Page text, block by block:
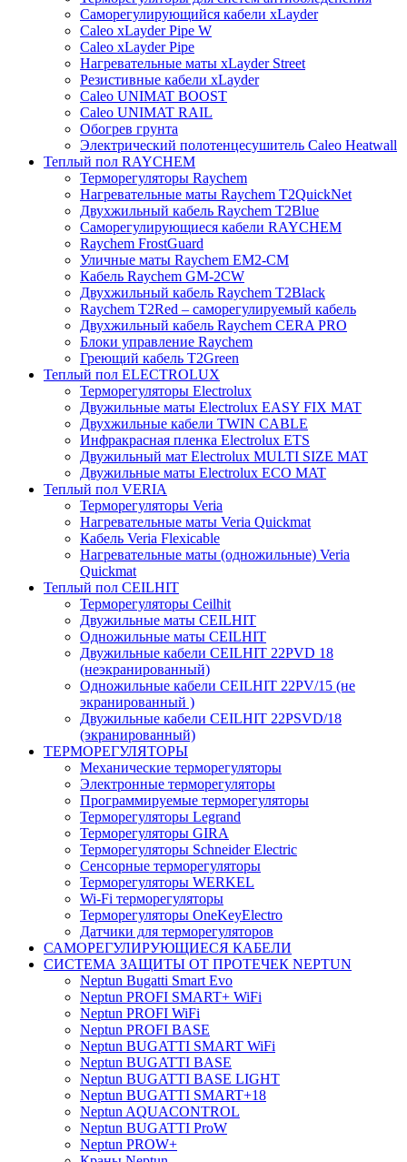
Саморегулирующийся кабели xLayder
Caleo xLayder Pipe W
Caleo xLayder Pipe
Нагревательные маты xLayder Street
Резистивные кабели xLayder
Caleo UNIMAT BOOST
Caleo UNIMAT RAIL
Обогрев грунта
Электрический полотенцесушитель Caleo Heatwall
Теплый пол RAYCHEM
Терморегуляторы Raychem
Нагревательные маты Raychem T2QuickNet
Двухжильный кабель Raychem T2Blue
Саморегулирующиеся кабели RAYCHEM
Raychem FrostGuard
Уличные маты Raychem EM2-CM
Кабель Raychem GM-2CW
Двухжильный кабель Raychem T2Black
Raychem T2Red – саморегулируемый кабель
Двухжильный кабель Raychem CERA PRO
Блоки управление Raychem
Греющий кабель T2Green
Теплый пол ELECTROLUX
Терморегуляторы Electrolux
Двужильные маты Electrolux EASY FIX MAT
Двухжильные кабели TWIN CABLE
Инфракрасная пленка Electrolux ETS
Двужильный мат Electrolux MULTI SIZE MAT
Двужильные маты Electrolux ECO MAT
Теплый пол VERIA
Терморегуляторы Veria
Нагревательные маты Veria Quickmat
Кабель Veria Flexicable
Нагревательные маты (одножильные) Veria
Quickmat
Теплый пол CEILHIT
Терморегуляторы Ceilhit
Двужильные маты CEILHIT
Одножильные маты CEILHIT
Двужильные кабели CEILHIT 22PVD 18
(неэкранированный)
Одножильные кабели CEILHIT 22PV/15 (не
экранированный )
Двужильные кабели CEILHIT 22PSVD/18
(экранированный)
ТЕРМОРЕГУЛЯТОРЫ
Механические терморегуляторы
Электронные терморегуляторы
Программируемые терморегуляторы
Терморегуляторы Legrand
Терморегуляторы GIRA
Терморегуляторы Schneider Electric
Сенсорные терморегуляторы
Терморегуляторы WERKEL
Wi-Fi терморегуляторы
Терморегуляторы OneKeyElectro
Датчики для терморегуляторов
САМОРЕГУЛИРУЮЩИЕСЯ КАБЕЛИ
СИСТЕМА ЗАЩИТЫ ОТ ПРОТЕЧЕК NEPTUN
Neptun Bugatti Smart Evo
Neptun PROFI SMART+ WiFi
Neptun PROFI WiFi
Neptun PROFI BASE
Neptun BUGATTI SMART WiFi
Neptun BUGATTI BASE
Neptun BUGATTI BASE LIGHT
Neptun BUGATTI SMART+18
Neptun AQUACONTROL
Neptun BUGATTI ProW
Neptun PROW+